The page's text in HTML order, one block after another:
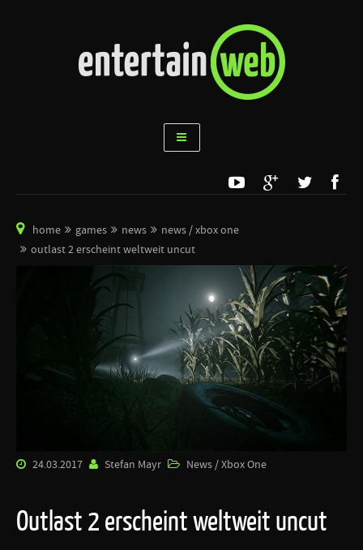
home games news
news / xbox one
outlast 2 erscheint weltweit uncut
24.03.2017 Stefan Mayr News / Xbox One
Outlast 2 erscheint weltweit uncut